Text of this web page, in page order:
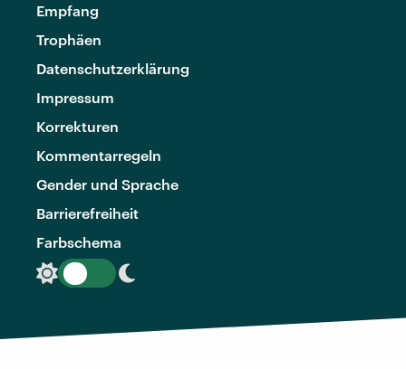
Empfang
Trophäen
Datenschutzerklärung
Impressum
Korrekturen
Kommentarregeln
Gender und Sprache
Barrierefreiheit
Farbschema